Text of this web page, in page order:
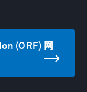
(ORF) 网